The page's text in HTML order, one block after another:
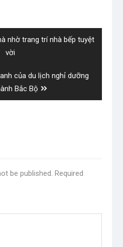
nhờ trang trí nhà bếp tuyệt
vời
của du lịch nghỉ dưỡng
Bắc Bộ
be published. Required